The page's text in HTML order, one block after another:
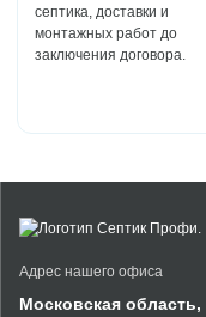
септика, доставки и
монтажных работ до
заключения договора.
Адрес нашего офиса
Московская область,